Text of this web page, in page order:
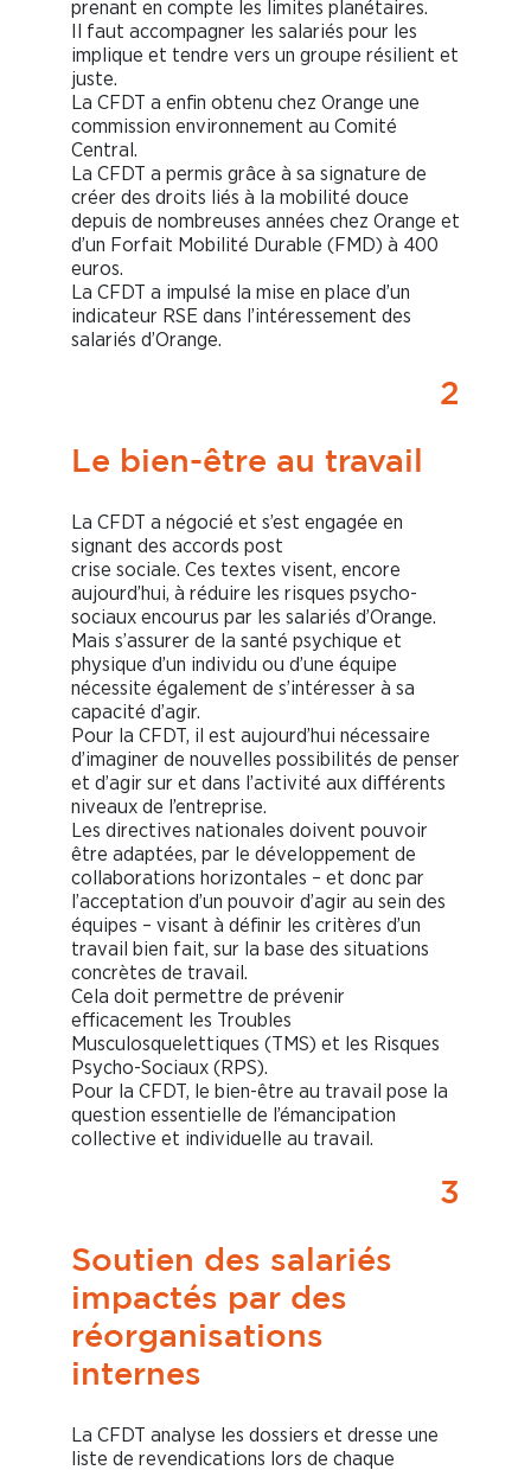
prenant en compte les limites planétaires.
Il faut accompagner les salariés pour les
implique et tendre vers un groupe résilient et
juste.
La CFDT a enfin obtenu chez Orange une
commission environnement au Comité
Central.
La CFDT a permis grâce à sa signature de
créer des droits liés à la mobilité douce
depuis de nombreuses années chez Orange et
d’un Forfait Mobilité Durable (FMD) à 400
euros.
La CFDT a impulsé la mise en place d’un
indicateur RSE dans l’intéressement des
salariés d’Orange.
2
Le bien-être au travail
La CFDT a négocié et s’est engagée en
signant des accords post
crise sociale. Ces textes visent, encore
aujourd’hui, à réduire les risques psycho-
sociaux encourus par les salariés d’Orange.
Mais s’assurer de la santé psychique et
physique d’un individu ou d’une équipe
nécessite également de s’intéresser à sa
capacité d’agir.
Pour la CFDT, il est aujourd’hui nécessaire
d’imaginer de nouvelles possibilités de penser
et d’agir sur et dans l’activité aux différents
niveaux de l’entreprise.
Les directives nationales doivent pouvoir
être adaptées, par le développement de
collaborations horizontales – et donc par
l’acceptation d’un pouvoir d’agir au sein des
équipes – visant à définir les critères d’un
travail bien fait, sur la base des situations
concrètes de travail.
Cela doit permettre de prévenir
efficacement les Troubles
Musculosquelettiques (TMS) et les Risques
Psycho-Sociaux (RPS).
Pour la CFDT, le bien-être au travail pose la
question essentielle de l’émancipation
collective et individuelle au travail.
3
Soutien des salariés
impactés par des
réorganisations
internes
La CFDT analyse les dossiers et dresse une
liste de revendications lors de chaque